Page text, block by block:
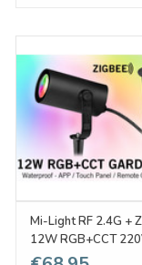
Mi-Light RF 2.4G +
12W RGB+CCT
Tuin Prikspot IP66